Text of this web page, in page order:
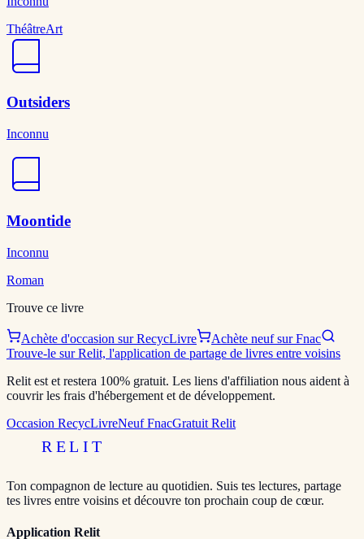
ThéâtreArt
Outsiders
Inconnu
Moontide
Inconnu
Roman
Trouve ce livre
Achète d'occasion sur RecycLivre
Achète neuf sur Fnac
Trouve-le sur Relit, l'application de partage de livres entre voisins
Relit est et restera 100% gratuit. Les liens d'affiliation nous aident à
couvrir les frais d'hébergement et de développement.
Occasion RecycLivreNeuf FnacGratuit Relit
RELIT
Ton compagnon de lecture au quotidien. Suis tes lectures, partage
tes livres entre voisins et découvre ton prochain coup de cœur.
Application Relit